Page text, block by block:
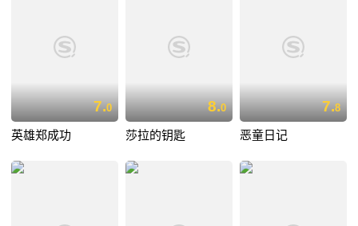
7.0
英雄郑成功
8.0
莎拉的钥匙
7.8
恶童日记